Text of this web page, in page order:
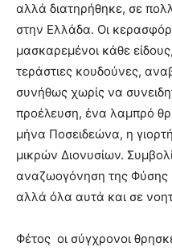
αλλά διατηρήθηκε, σε
στην Ελλάδα. Οι
μασκαρεμένοι κάθε
τεράστιες κουδούνες,
συνήθως χωρίς να
προέλευση, ένα λαμπρό
μήνα Ποσειδεώνα, η
μικρών Διονυσίων.
αναζωογόνηση της Φύσης
αλλά όλα αυτά και σε
Φέτος οι σύγχρονοι